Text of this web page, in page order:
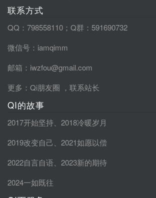
联系方式
QQ：798558110；Q群：591690732
微信号：iamqimm
邮箱：iwzfou@gmail.com
更多： Qi朋友圈 ， 联系站长
QI的故事
2017开始坚持
2018冷暖岁月
2019改变自己
2021如愿以偿
2022自言自语
2023新的期待
2024一如既往